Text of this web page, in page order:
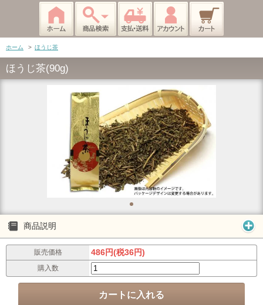
ホーム > ほうじ茶
ほうじ茶(90g)
商品説明
販売価格 486円(税36円)
購入数